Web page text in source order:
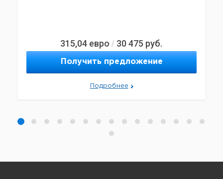
315,04 евро / 30 475 руб.
Получить предложение
Подробнее